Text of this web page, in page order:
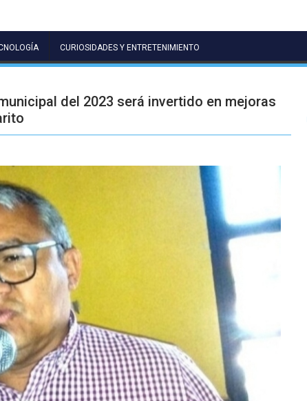
CURIOSIDADES Y ENTRETENIMIENTO
del 2023 será invertido en mejoras